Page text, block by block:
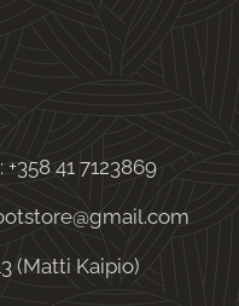
41 7123869
(Matti Kaipio)